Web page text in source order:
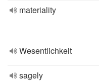
materiality
Wesentlichkeit
sagely